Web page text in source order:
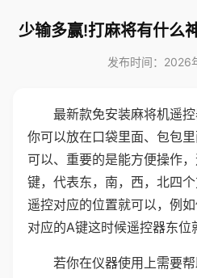
少输多赢!打麻将有什么
发布时间：2026
最新款免安装麻将机遥控
你可以放在口袋里面、包包
可以、重要的是能方便操作
键，代表东，南，西，北四
遥控对应的位置就可以，例
对应的A键这时候遥控器东位
若你在仪器使用上需要